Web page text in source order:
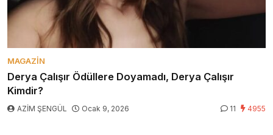
MAGAZIN
Derya Çalışır Ödüllere Doyamadı, Derya Çalışır
Kimdir?
AZİM ŞENGÜL Ocak 9, 2026 11 4955